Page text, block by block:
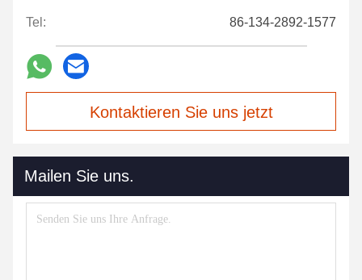
Tel: 86-134-2892-1577
Kontaktieren Sie uns jetzt
Mailen Sie uns.